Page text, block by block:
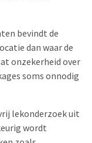
bevindt de
dan waar de
onzekerheid over
soms onnodig
lekonderzoek uit
wordt